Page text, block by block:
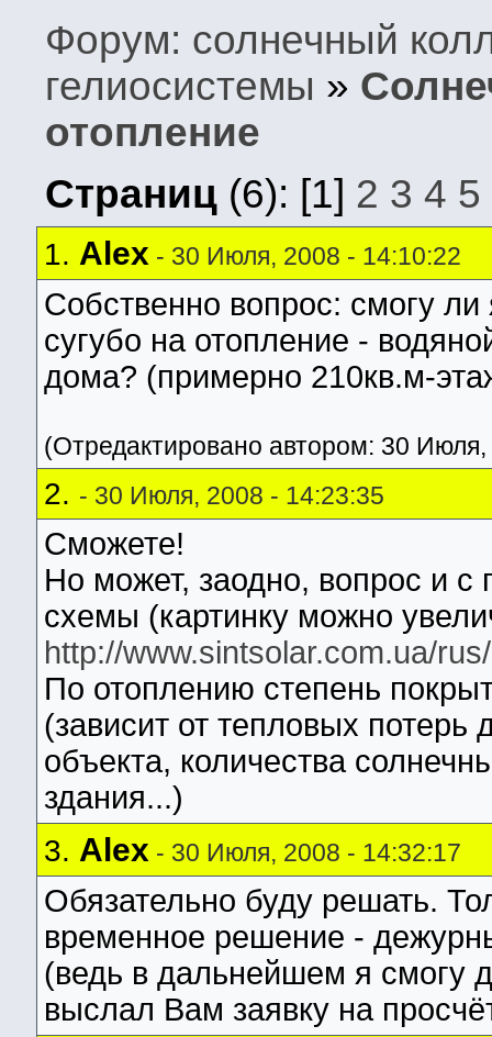
Форум: солнечный
гелиосистемы »
отопление
Страниц(6): [1] 2 3 4 5
1. Alex - 30 Июля, 2008 - 14:10:22
Собственно вопрос: смогу ли
сугубо на отопление -
дома? (примерно 210кв.м-
(Отредактировано автором: 30
2. - 30 Июля, 2008 - 14:23:35
Сможете!
Но может, заодно, вопрос и
схемы (картинку можно
http://www.sintsolar.com.ua/
По отоплению степень
(зависит от тепловых
объекта, количества
здания...)
3. Alex - 30 Июля, 2008 - 14:32:17
Обязательно буду решать.
временное решение -
(ведь в дальнейшем я смогу
выслал Вам заявку на